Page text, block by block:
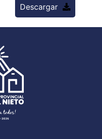
Descargar